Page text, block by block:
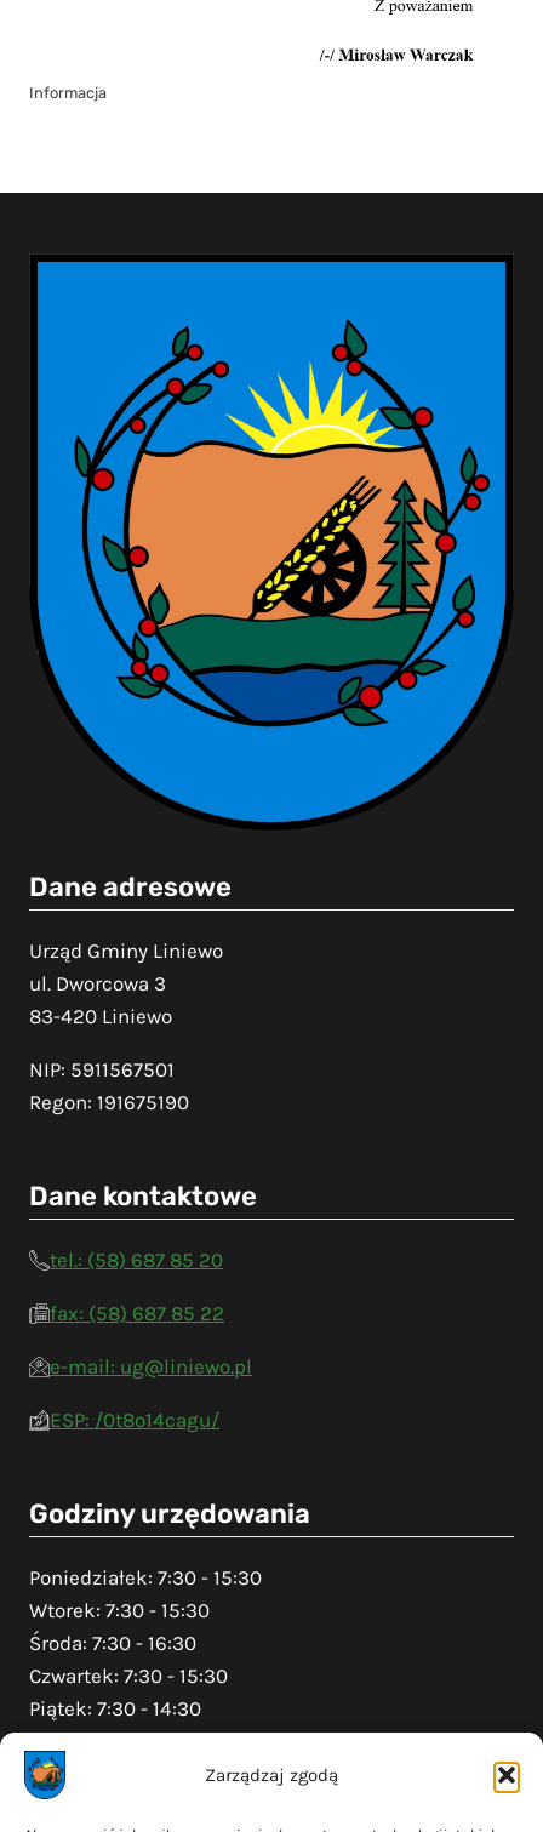
Zarządzaj zgodą
Informacja
Dane adresowe
Urząd Gminy Liniewo
ul. Dworcowa 3
83-420 Liniewo
NIP: 5911567501
Regon: 191675190
Dane kontaktowe
tel.: (58) 687 85 20
fax: (58) 687 85 22
e-mail: ug@liniewo.pl
ESP: /0t8o14cagu/
Godziny urzędowania
Poniedziałek: 7:30 - 15:30
Wtorek: 7:30 - 15:30
Środa: 7:30 - 16:30
Czwartek: 7:30 - 15:30
Piątek: 7:30 - 14:30
Na skróty